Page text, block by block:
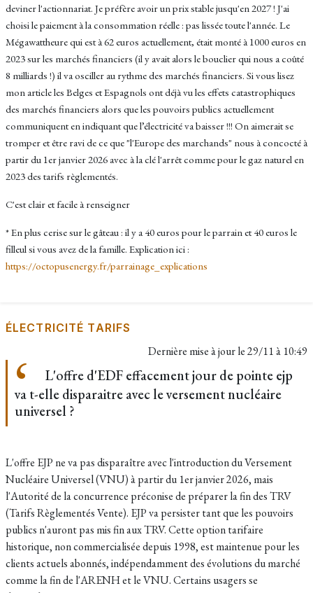
deviner l'actionnariat. Je préfère avoir un prix stable jusqu'en 2027 ! J'ai
choisi le paiement à la consommation réelle : pas lissée toute l'année. Le
Mégawattheure qui est à 62 euros actuellement, était monté à 1000 euros en
2023 sur les marchés financiers (il y avait alors le bouclier qui nous a coûté
8 milliards !) il va osciller au rythme des marchés financiers. Si vous lisez
mon article les Belges et Espagnols ont déjà vu les effets catastrophiques
des marchés financiers alors que les pouvoirs publics actuellement
communiquent en indiquant que l’électricité va baisser !!! On aimerait se
tromper et être ravi de ce que "l'Europe des marchands" nous à concocté à
partir du 1er janvier 2026 avec à la clé l'arrêt comme pour le gaz naturel en
2023 des tarifs règlementés.
C'est clair et facile à renseigner
* En plus cerise sur le gâteau : il y a 40 euros pour le parrain et 40 euros le
filleul si vous avez de la famille. Explication ici :
https://octopusenergy.fr/parrainage_explications
ÉLECTRICITÉ TARIFS
Dernière mise à jour le29/11 à 10:49
L'offre d'EDF effacement jour de pointe ejp
va t-elle disparaitre avec le versement nucléaire
universel ?
L'offre EJP ne va pas disparaître avec l'introduction du Versement
Nucléaire Universel (VNU) à partir du 1er janvier 2026, mais
l'Autorité de la concurrence préconise de préparer la fin des TRV
(Tarifs Règlementés Vente). EJP va persister tant que les pouvoirs
publics n'auront pas mis fin aux TRV. Cette option tarifaire
historique, non commercialisée depuis 1998, est maintenue pour les
clients actuels abonnés, indépendamment des évolutions du marché
comme la fin de l'ARENH et le VNU. Certains usagers se